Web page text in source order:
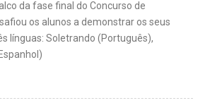
da fase final do Concurso de
os alunos a demonstrar os seus
línguas: Soletrando (Português),